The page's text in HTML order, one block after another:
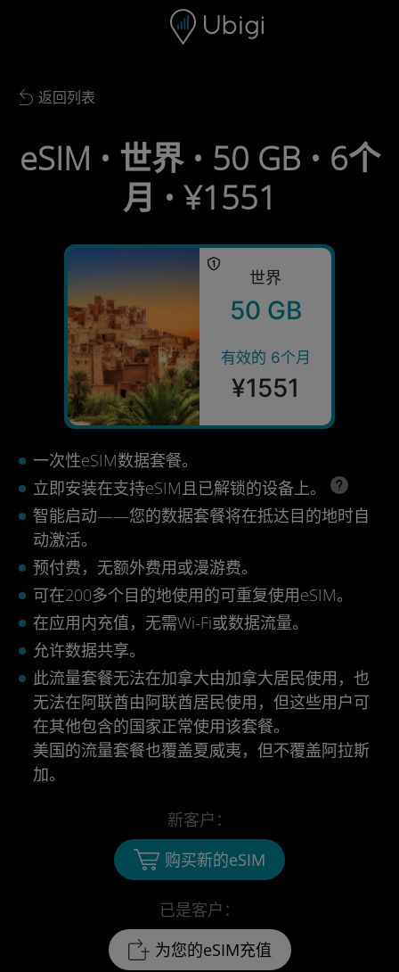
Back to list
返回列表
eSIM • 世界 • 50 GB • 6个
月 • ¥1551
世界
50 GB
有效的 6个月
¥1551
一次性eSIM数据套餐。
立即安装在支持eSIM且已解锁的设备上。
智能启动——您的数据套餐将在抵达目的地时自
动激活。
预付费，无额外费用或漫游费。
可在200多个目的地使用的可重复使用eSIM。
在应用内充值，无需Wi-Fi或数据流量。
允许数据共享。
此流量套餐无法在加拿大由加拿大居民使用，也
无法在阿联酋由阿联酋居民使用，但这些用户可
在其他包含的国家正常使用该套餐。
美国的流量套餐也覆盖夏威夷，但不覆盖阿拉斯
加。
已是客户：
为您的eSIM充值
新客户：
购买新的eSIM